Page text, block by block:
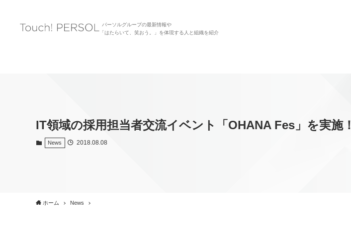
パーソルグループの最新情報や
「はたらいて、笑おう。」を体現する人と組織を紹介
IT領域の採用担当者交流イベント「OHANA Fes」を実施！
News 2018.08.08
ホーム News